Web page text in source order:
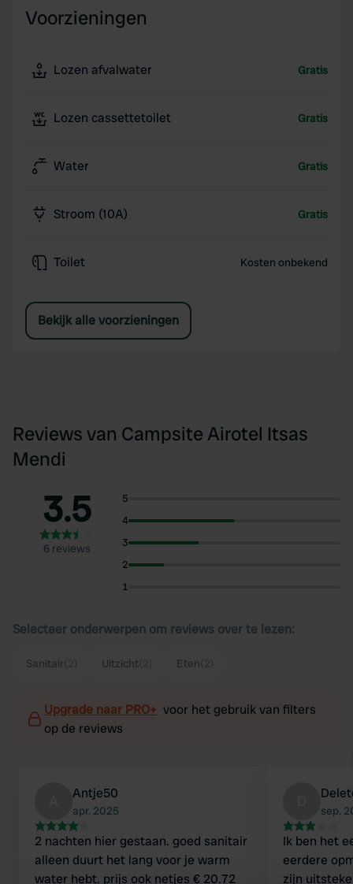
Voorzieningen
Lozen afvalwater Gratis
Lozen cassettetoilet Gratis
Water Gratis
Stroom (10A) Gratis
Toilet Kosten onbekend
Bekijk alle voorzieningen
Reviews van Campsite Airotel Itsas
Mendi
3.5
6 reviews
5
4
3
2
1
Selecteer onderwerpen om reviews over te lezen:
Sanitair Uitzicht Eten
Upgrade naar PRO+ voor het gebruik van filters
op de reviews
Antje50
apr. 2025
2 nachten hier gestaan. goed sanitair
alleen duurt het lang voor je warm
water hebt. prijs ook netjes € 20.72
sep.
Ik ben het
eerdere
zijn